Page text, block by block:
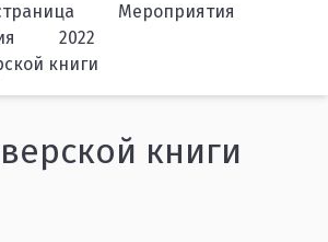
Мероприятия
2022
книги
книги